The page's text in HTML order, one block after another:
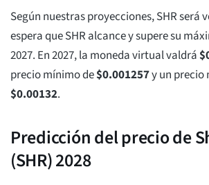
Según nuestras proyecciones, SHR será
espera que SHR alcance y supere su
2027. En 2027, la moneda virtual valdrá$
precio mínimo de$0.001257y un precio
$0.00132.
Predicción del precio de
(SHR) 2028